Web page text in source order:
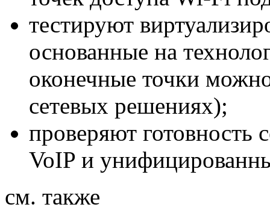
тестируют
основанные на
оконечные точки
сетевых решениях);
проверяют готовность
VoIP и
см. также